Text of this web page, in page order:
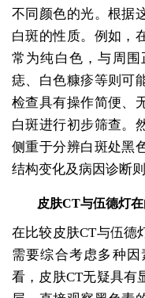
不同颜色的光。根据
白斑的性质。例如，
常为纯白色，与周
痣、白色糠疹等则可
检查具有操作简便、
白斑进行初步筛查。
侧重于分辨白斑处黑
结构变化及病因诊断则
皮肤CT与伍德灯
在比较皮肤CT与伍德
需要综合考虑多种
看，皮肤CT无疑具有